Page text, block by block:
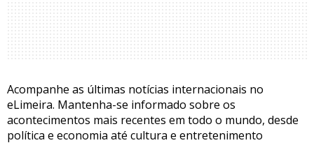
Acompanhe as últimas notícias internacionais no
eLimeira. Mantenha-se informado sobre os
acontecimentos mais recentes em todo o mundo, desde
política e economia até cultura e entretenimento